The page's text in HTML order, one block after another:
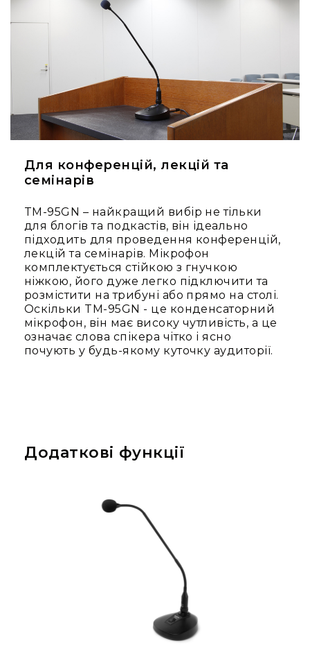
Бари
Системи
синхронного
перекладу
Презентаційні/
екскурсійні
Системи
Панелі
керування
Процесори
та
обробка
звуку
Мікшери
та
консолі
Аудіоінтерфейси
ді-
та
компоненти
Аудикомп'ютери
Програмне
забезпечення
Портативні
Стаціонарні
Для конференцій, лекцій та
семінарів
TM-95GN – найкращий вибір не тільки
для блогів та подкастів, він ідеально
підходить для проведення конференцій,
лекцій та семінарів. Мікрофон
комплектується стійкою з гнучкою
ніжкою, його дуже легко підключити та
розмістити на трибуні або прямо на столі.
Оскільки TM-95GN - це конденсаторний
мікрофон, він має високу чутливість, а це
означає слова спікера чітко і ясно
почують у будь-якому куточку аудиторії.
Додаткові функції